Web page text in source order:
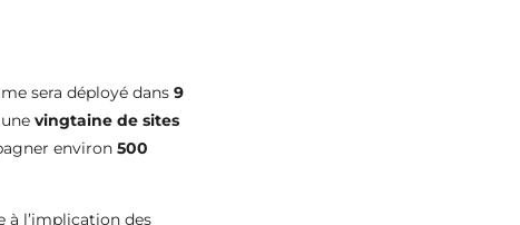
sera déployé dans9
unevingtaine de sites
environ500
à l’implication des